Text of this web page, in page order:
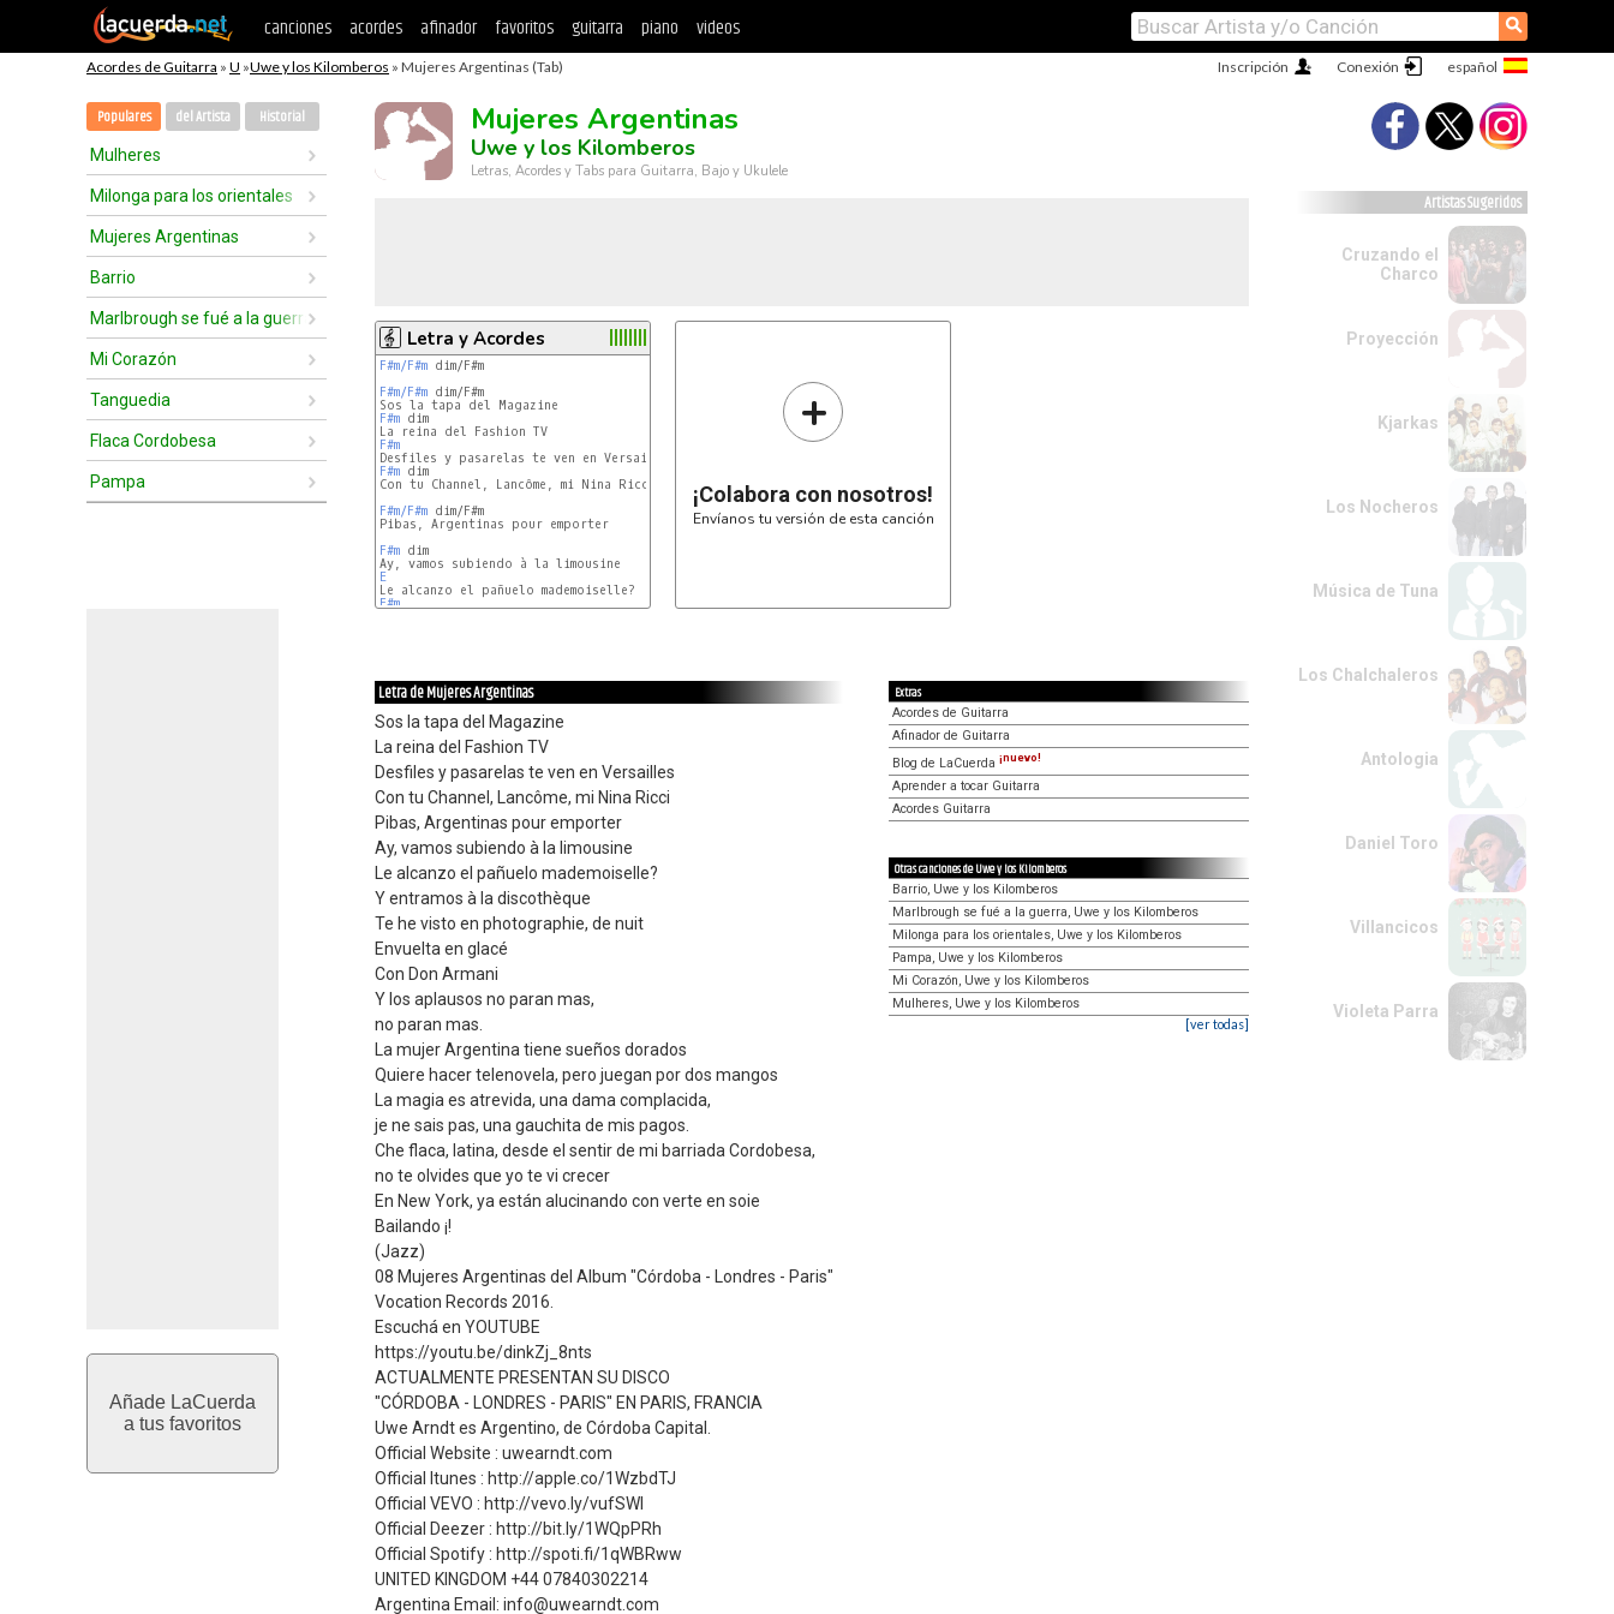
canciones acordes afinador favoritos guitarra piano videos ⚲
Acordes de Guitarra » U »Uwe y los Kilomberos » Mujeres Argentinas (Tab) Conexión
Inscripción
Populares del Artista Historial
Mulheres
Milonga para los orientales
Mujeres Argentinas
Barrio
Marlbrough se fué a la guerra
Mi Corazón
Tanguedia
Flaca Cordobesa
Pampa
Añade LaCuerda
a tus favoritos
Mujeres Argentinas
Uwe y los Kilomberos
Letras, Acordes y Tabs para Guitarra, Bajo y Ukulele
Letra y Acordes
F#m/F#m dim/F#m
F#m/F#m dim/F#m
F#m dim
F#m
F#m dim
Con tu Channel, Lancôme, mi Nina Ricci
F#m/F#m dim/F#m
Pibas, Argentinas pour emporter
F#m dim
E
F#m
+
¡Colabora con nosotros!
Envíanos tu versión de esta canción
Letra de Mujeres Argentinas
Sos la tapa del Magazine
La reina del Fashion TV
Desfiles y pasarelas te ven en Versailles
Con tu Channel, Lancôme, mi Nina Ricci
Pibas, Argentinas pour emporter
Ay, vamos subiendo à la limousine
Le alcanzo el pañuelo mademoiselle?
Y entramos à la discothèque
Te he visto en photographie, de nuit
Envuelta en glacé
Con Don Armani
Y los aplausos no paran mas,
no paran mas.
La mujer Argentina tiene sueños dorados
Quiere hacer telenovela, pero juegan por dos mangos
La magia es atrevida, una dama complacida,
je ne sais pas, una gauchita de mis pagos.
Che flaca, latina, desde el sentir de mi barriada Cordobesa,
no te olvides que yo te vi crecer
En New York, ya están alucinando con verte en soie
Bailando ¡!
(Jazz)
08 Mujeres Argentinas del Album "Córdoba - Londres - Paris"
Vocation Records 2016.
Escuchá en YOUTUBE
https://youtu.be/dinkZj_8nts
ACTUALMENTE PRESENTAN SU DISCO
"CÓRDOBA - LONDRES - PARIS" EN PARIS, FRANCIA
Uwe Arndt es Argentino, de Córdoba Capital.
Official Website : uwearndt.com
Official Itunes : http://apple.co/1WzbdTJ
Official VEVO : http://vevo.ly/vufSWI
Official Deezer : http://bit.ly/1WQpPRh
Official Spotify : http://spoti.fi/1qWBRww
UNITED KINGDOM +44 07840302214
Argentina Email: info@uwearndt.com
Extras
Acordes de Guitarra
Afinador de Guitarra
Blog de LaCuerda ¡nuevo!
Aprender a tocar Guitarra
Acordes Guitarra
Otras canciones de Uwe y los Kilomberos
Barrio, Uwe y los Kilomberos
Marlbrough se fué a la guerra, Uwe y los Kilomberos
Milonga para los orientales, Uwe y los Kilomberos
Pampa, Uwe y los Kilomberos
Mi Corazón, Uwe y los Kilomberos
Mulheres, Uwe y los Kilomberos
[ver todas]
Artistas Sugeridos
Cruzando el
Charco
Proyección
Kjarkas
Los Nocheros
Música de Tuna
Los Chalchaleros
Antologia
Daniel Toro
Villancicos
Violeta Parra